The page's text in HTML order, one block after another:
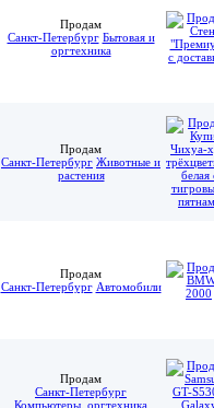
Продам
Санкт-Петербург Бытовая и
оргтехника
Продам
Санкт-Петербург Животные и
растения
Продам
Санкт-Петербург Автомобили
Продам
Санкт-Петербург
Компьютеры, оргтехника